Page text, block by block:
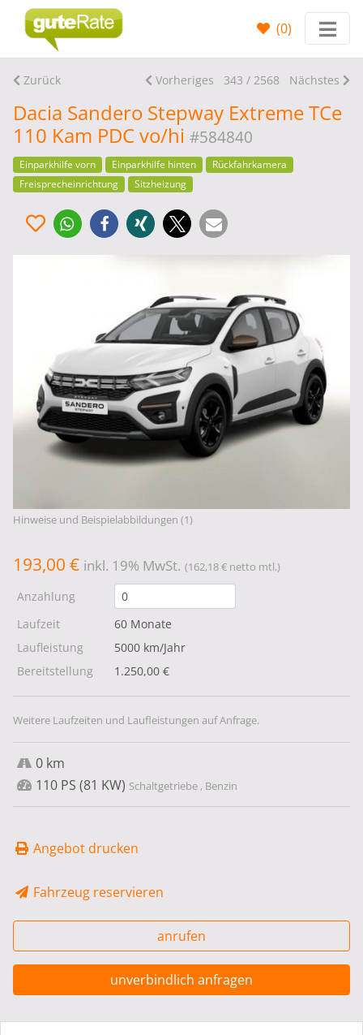
(0)
Zurück Vorheriges 343 / 2568 Nächstes
Dacia Sandero Stepway Extreme TCe
110 Kam PDC vo/hi #584840
Einparkhilfe vorn Einparkhilfe hinten
Rückfahrkamera
Freisprecheinrichtung
Sitzheizung
Hinweise und Beispielabbildungen (1)
193,00 € inkl. 19% MwSt. (162,18 € netto mtl.)
Anzahlung
Laufzeit
60 Monate
Laufleistung
5000 km/Jahr
Bereitstellung
1.250,00 €
Weitere Laufzeiten und Laufleistungen auf Anfrage.
0 km
110 PS (81 KW) Schaltgetriebe , Benzin
Angebot drucken
Fahrzeug reservieren
anrufen
unverbindlich anfragen